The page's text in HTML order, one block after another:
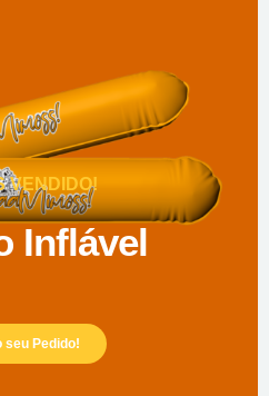
VENDIDO!
Inflável
seu Pedido!